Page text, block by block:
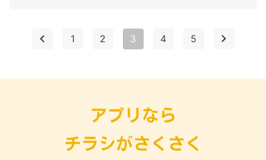
1 2 3 4 5